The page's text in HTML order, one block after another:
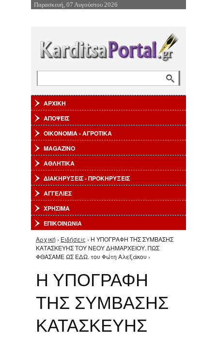
Επιστροφή στην Πλοήγηση
Παρασκευή, 07 Αυγούστου 2026
ΑΡΧΙΚΗ
ΑΠΟΨΕΙΣ
ΟΙΚΟΝΟΜΙΑ - ΑΓΡΟΤΙΚΑ
MAGAZINO
ΑΘΛΗΤΙΚΑ
ΔΙΑΚΗΡΥΞΕΙΣ - ΠΡΟΚΗΡΥΞΕΙΣ
ΑΓΓΕΛΙΕΣ
ΧΡΗΣΙΜΑ
ΕΠΙΚΟΙΝΩΝΙΑ
Είστε εδώ
Αρχική › Ειδήσεις › Η ΥΠΟΓΡΑΦΗ ΤΗΣ ΣΥΜΒΑΣΗΣ
ΚΑΤΑΣΚΕΥΗΣ ΤΟΥ ΝΕΟΥ ΔΗΜΑΡΧΕΙΟΥ. ΠΩΣ
ΦΘΑΣΑΜΕ ΩΣ ΕΔΩ. του Φώτη Αλεξάκου ›
Η ΥΠΟΓΡΑΦΗ
ΤΗΣ ΣΥΜΒΑΣΗΣ
ΚΑΤΑΣΚΕΥΗΣ